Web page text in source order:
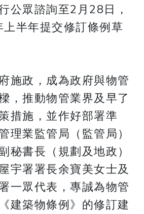
公眾諮詢至2月28日，
半年提交修訂條例草
施政，成為政府與物管
，推動物管業界及早了
措施，並作好部署準
理業監管局（監管局）
秘書長（規劃及地政）
宇署署長余寶美女士及
一眾代表，專誠為物管
建築物條例》的修訂建